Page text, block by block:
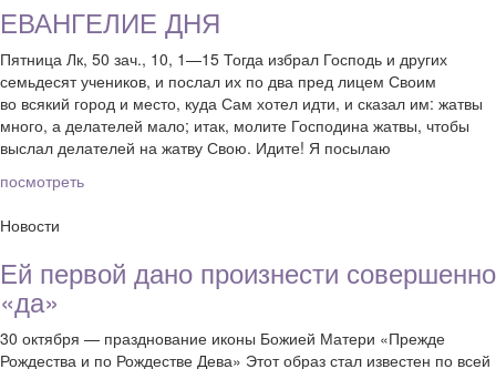
ЕВАНГЕЛИЕ ДНЯ
Пятница Лк, 50 зач., 10, 1—15 Тогда избрал Господь и других
семьдесят учеников, и послал их по два пред лицем Своим
во всякий город и место, куда Сам хотел идти, и сказал им: жатвы
много, а делателей мало; итак, молите Господина жатвы, чтобы
выслал делателей на жатву Свою. Идите! Я посылаю
посмотреть
Новости
Ей первой дано произнести совершенно
«да»
30 октября — празднование иконы Божией Матери «Прежде
Рождества и по Рождестве Дева» Этот образ стал известен по всей